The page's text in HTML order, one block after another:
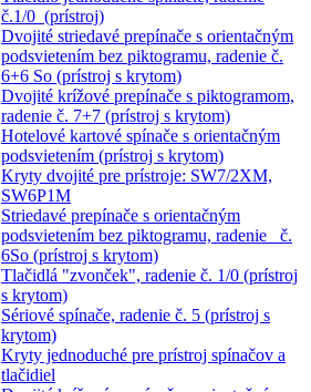
č.1/0 (prístroj)
Dvojité striedavé prepínače s orientačným
podsvietením bez piktogramu, radenie č.
6+6 So (prístroj s krytom)
Dvojité krížové prepínače s piktogramom,
radenie č. 7+7 (prístroj s krytom)
Hotelové kartové spínače s orientačným
podsvietením (prístroj s krytom)
Kryty dvojité pre prístroje: SW7/2XM,
SW6P1M
Striedavé prepínače s orientačným
podsvietením bez piktogramu, radenie č.
6So (prístroj s krytom)
Tlačidlá "zvonček", radenie č. 1/0 (prístroj
s krytom)
Sériové spínače, radenie č. 5 (prístroj s
krytom)
Kryty jednoduché pre prístroj spínačov a
tlačidiel